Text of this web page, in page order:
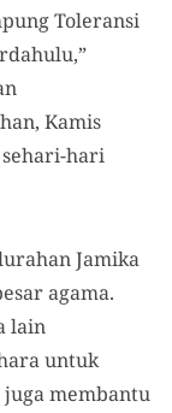
Toleransi
Kamis
sehari-hari
Jamika
agama.
lain
untuk
membantu